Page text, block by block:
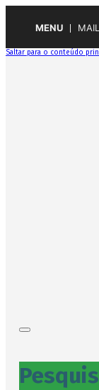
MENU MAIL
Saltar para o conteúdo